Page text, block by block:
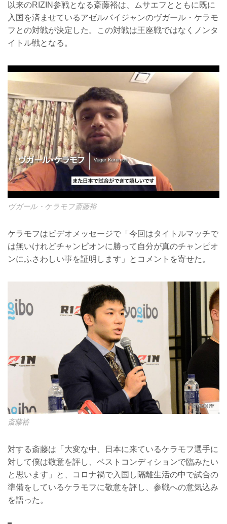
以来のRIZIN参戦となる斎藤裕は、ムサエフとともに既に
入国を済ませているアゼルバイジャンのヴガール・ケラモ
フとの対戦が決定した。この対戦は王座戦ではなくノンタ
イトル戦となる。
ヴガール・ケラモフ斎藤裕
ケラモフはビデオメッセージで「今回はタイトルマッチで
は無いけれどチャンピオンに勝って自分が真のチャンピオ
ンにふさわしい事を証明します」とコメントを寄せた。
斎藤裕
対する斎藤は「大変な中、日本に来ているケラモフ選手に
対して僕は敬意を評し、ベストコンディションで臨みたい
と思います」と、コロナ禍で入国し隔離生活の中で試合の
準備をしているケラモフに敬意を評し、参戦への意気込み
を語った。